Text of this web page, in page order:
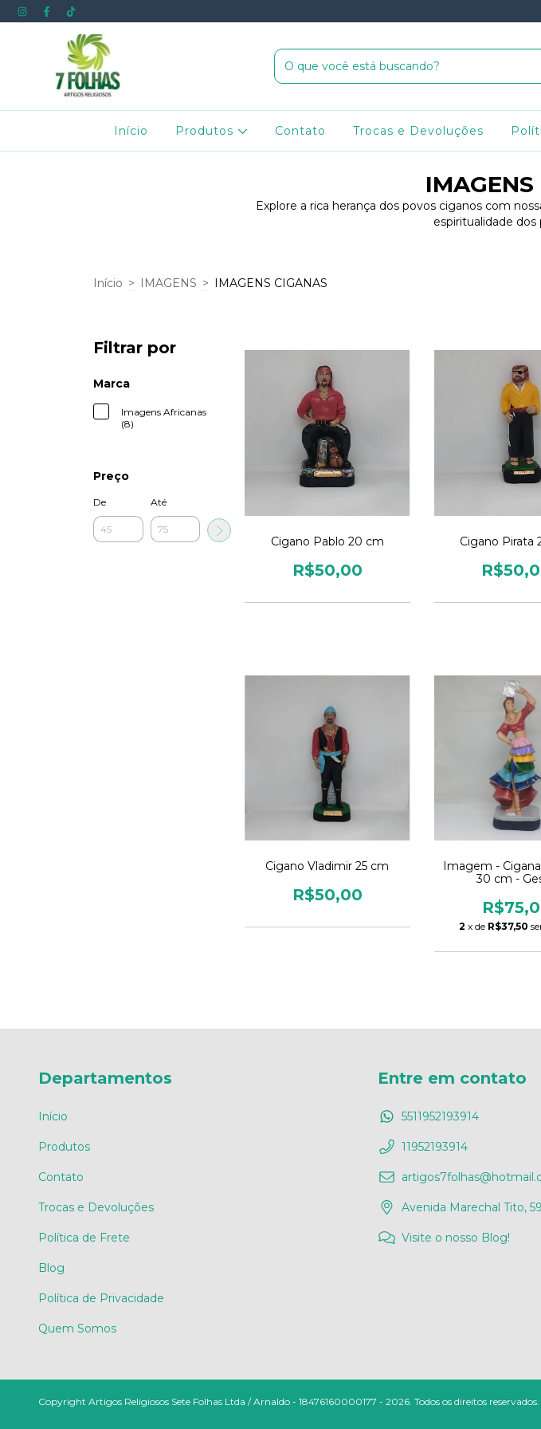
Início Produtos Contato Trocas e Devoluções
Explore a rica herança dos povos ciganos com
espiritualidade
Início > IMAGENS > IMAGENS CIGANAS
Filtrar por
Marca
Imagens Africanas
(8)
Preço
De Até
Cigano Pablo 20 cm
R$50,00
Cigano Pirata
Cigano Vladimir 25 cm
R$50,00
Imagem -
30 cm -
2 x de R$37,50
Departamentos
Início
Produtos
Contato
Trocas e Devoluções
Política de Frete
Blog
Política de Privacidade
Quem Somos
Entre em contato
5511952193914
11952193914
Avenida Marechal Tito,
Visite o nosso Blog!
Copyright Artigos Religiosos Sete Folhas Ltda / Arnaldo - 18476160000177 - 2026. Todos os direitos reservados.